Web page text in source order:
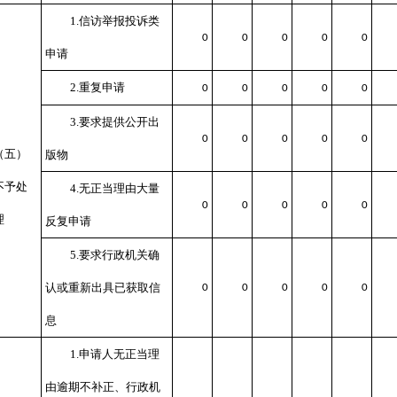
五）
予处
1.信访举报投诉类
申请
0 0 0 0 0
2.重复申请 0 0 0 0 0
3.要求提供公开出
版物
0 0 0 0 0
4.无正当理由大量
反复申请
0 0 0 0 0
5.要求行政机关确
认或重新出具已获取信
息
0 0 0 0 0
1.申请人无正当理
由逾期不补正、行政机